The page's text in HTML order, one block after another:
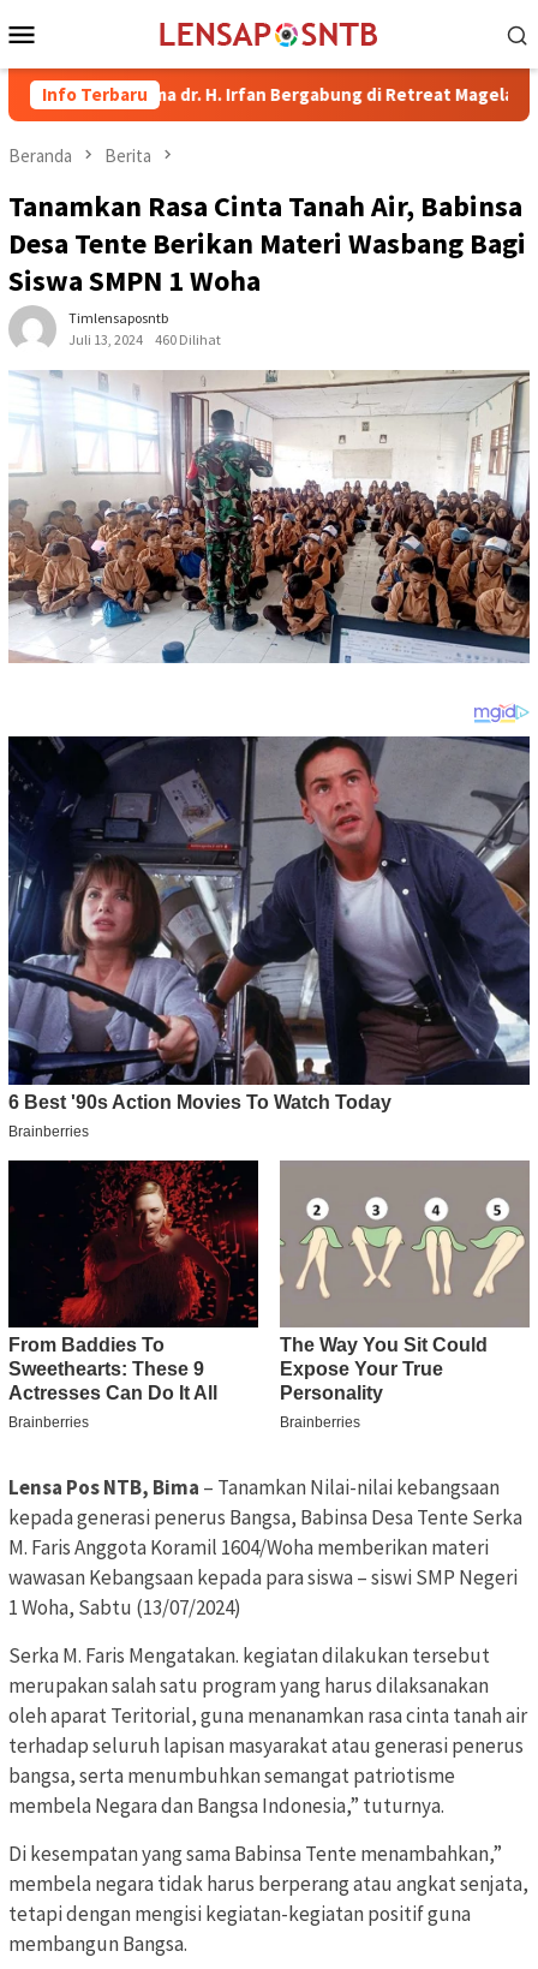
ke
Mobile
Info Terbaru
Bima dr. H. Irfan Bergabung di Retreat Magelang
Beranda Berita
Tanamkan Rasa Cinta Tanah Air, Babinsa
Desa Tente Berikan Materi Wasbang Bagi
Siswa SMPN 1 Woha
Timlensaposntb
Juli 13, 2024
460 Dilihat
Lensa Pos NTB, Bima – Tanamkan Nilai-nilai kebangsaan
kepada generasi penerus Bangsa, Babinsa Desa Tente Serka
M. Faris Anggota Koramil 1604/Woha memberikan materi
wawasan Kebangsaan kepada para siswa – siswi SMP Negeri
1 Woha, Sabtu (13/07/2024)
Serka M. Faris Mengatakan. kegiatan dilakukan tersebut
merupakan salah satu program yang harus dilaksanakan
oleh aparat Teritorial, guna menanamkan rasa cinta tanah air
terhadap seluruh lapisan masyarakat atau generasi penerus
bangsa, serta menumbuhkan semangat patriotisme
membela Negara dan Bangsa Indonesia,” tuturnya.
Di kesempatan yang sama Babinsa Tente menambahkan,”
membela negara tidak harus berperang atau angkat senjata,
tetapi dengan mengisi kegiatan-kegiatan positif guna
membangun Bangsa.